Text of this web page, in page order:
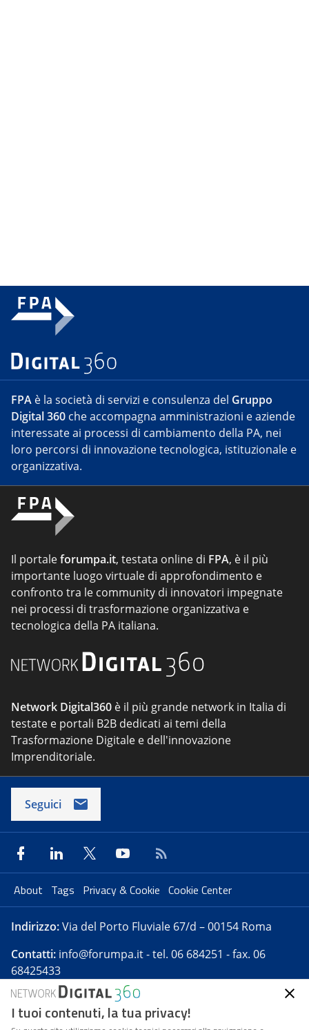
FPA è la società di servizi e consulenza del Gruppo
Digital 360 che accompagna amministrazioni e aziende
interessate ai processi di cambiamento della PA, nei
loro percorsi di innovazione tecnologica, istituzionale e
organizzativa.
Il portaleforumpa.it, testata online di FPA, è il più
importante luogo virtuale di approfondimento e
confronto tra le community di innovatori impegnate
nei processi di trasformazione organizzativa e
tecnologica della PA italiana.
Network Digital360 è il più grande network in Italia di
testate e portali B2B dedicati ai temi della
Trasformazione Digitale e dell'innovazione
Imprenditoriale.
Seguici
About Tags Privacy & Cookie Cookie Center
Indirizzo:Via del Porto Fluviale 67/d – 00154 Roma
Contatti: info@forumpa.it- tel. 06 684251 - fax. 06
68425433
Forumpa.itè una pubblicazione telematica iscritta
presso Registro della stampa del Tribunale di Roma -
I tuoi contenuti, la tua privacy!